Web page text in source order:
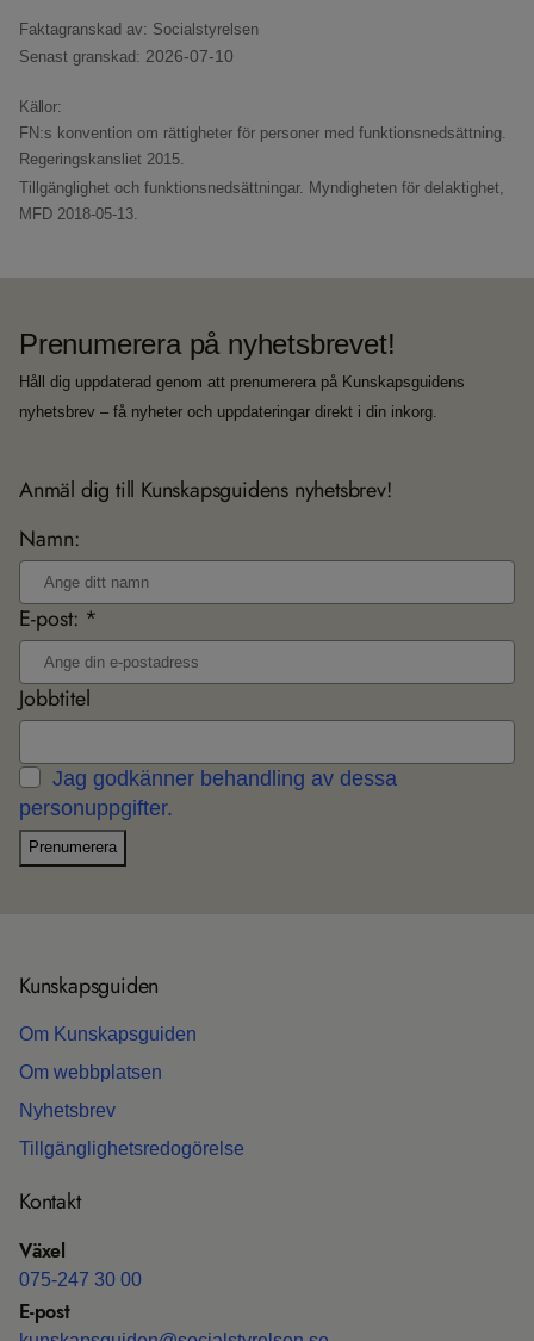
Faktagranskad av: Socialstyrelsen
Senast granskad: 2026-07-10
Källor:
FN:s konvention om rättigheter för personer med funktionsnedsättning.
Regeringskansliet 2015.
Tillgänglighet och funktionsnedsättningar. Myndigheten för delaktighet,
MFD 2018-05-13.
Prenumerera på nyhetsbrevet!
Håll dig uppdaterad genom att prenumerera på Kunskapsguidens
nyhetsbrev – få nyheter och uppdateringar direkt i din inkorg.
Anmäl dig till Kunskapsguidens nyhetsbrev!
Namn:
E-post: *
Jobbtitel
Jag godkänner behandling av dessa
personuppgifter.
Prenumerera
Kun­skaps­gui­den
Om Kun­skaps­gui­den
Om webb­plat­sen
Nyhets­b­rev
Till­gäng­lig­hets­re­do­gö­relse
Kon­takt
Växel
075-247 30 00
E-post